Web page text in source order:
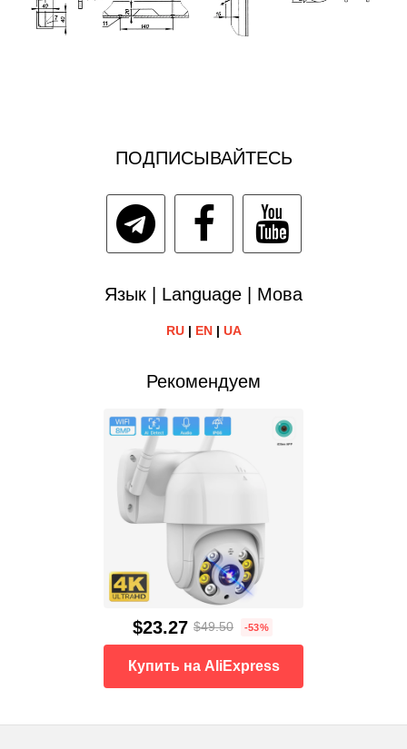
ПОДПИСЫВАЙТЕСЬ
Язык | Language | Мова
RU| EN| UA
Рекомендуем
$23.27 $49.50 -53%
Купить на AliExpress